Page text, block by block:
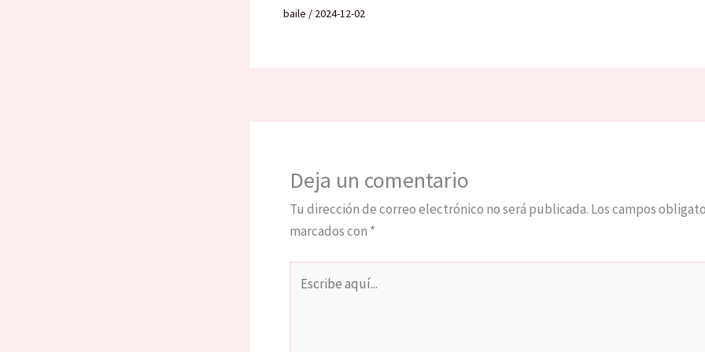
baile / 2024-12-02
Deja un comentario
Tu dirección de correo electrónico no será publicada. Los campos
marcados con *
aquí...